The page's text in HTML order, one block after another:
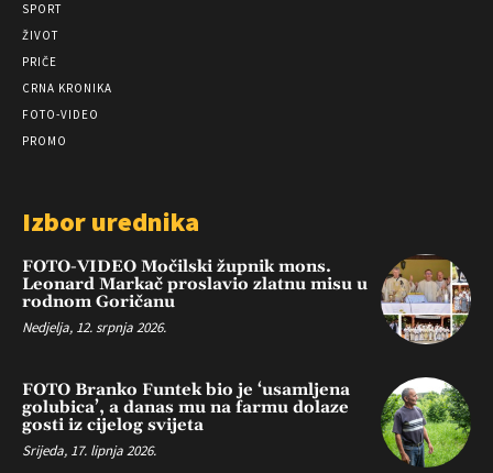
SPORT
ŽIVOT
PRIČE
CRNA KRONIKA
FOTO-VIDEO
PROMO
Izbor urednika
FOTO-VIDEO Močilski župnik mons.
Leonard Markač proslavio zlatnu misu u
rodnom Goričanu
Nedjelja, 12. srpnja 2026.
FOTO Branko Funtek bio je ‘usamljena
golubica’, a danas mu na farmu dolaze
gosti iz cijelog svijeta
Srijeda, 17. lipnja 2026.